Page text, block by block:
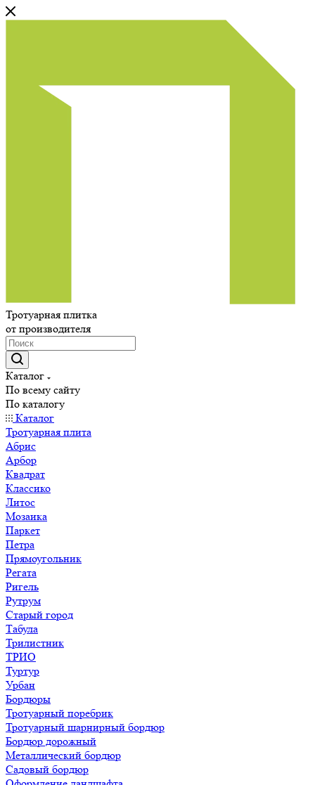
Тротуарная плитка
от производителя
Каталог
По всему сайту
По каталогу
Каталог
Тротуарная плита
Абрис
Арбор
Квадрат
Классико
Литос
Мозаика
Паркет
Петра
Прямоугольник
Регата
Ригель
Рутрум
Старый город
Табула
Трилистник
ТРИО
Туртур
Урбан
Бордюры
Тротуарный поребрик
Тротуарный шарнирный бордюр
Бордюр дорожный
Металлический бордюр
Садовый бордюр